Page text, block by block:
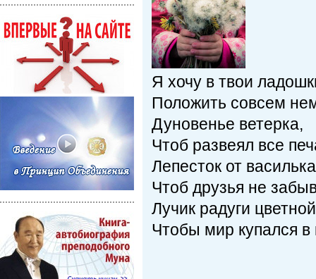
Я хочу в твои
Положить совсем
Дуновенье ветерка,
Чтоб развеял все
Лепесток от
Чтоб друзья не
Лучик радуги
Чтобы мир купался в